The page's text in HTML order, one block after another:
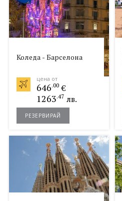
Коледа - Барселона
цена от
646.00 €
1263.47 лв.
РЕЗЕРВИРАЙ